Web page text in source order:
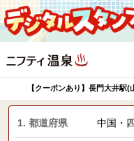
【クーポンあり】長門大井駅
1. 都道府県 中国・